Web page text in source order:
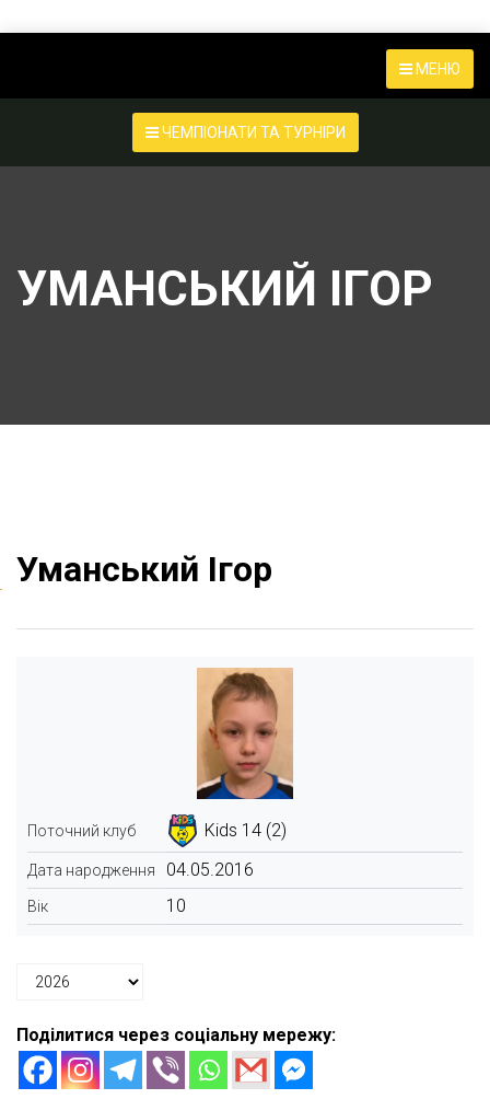
МЕНЮ
ЧЕМПІОНАТИ ТА ТУРНІРИ
УМАНСЬКИЙ ІГОР
Уманський Ігор
Поточний клуб Kids 14 (2)
Дата народження 04.05.2016
Вік 10
Поділитися через соціальну мережу: